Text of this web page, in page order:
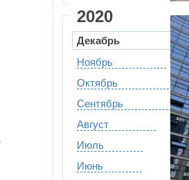
2020
Декабрь
Ноябрь
Октябрь
Сентябрь
Август
Июль
Июнь